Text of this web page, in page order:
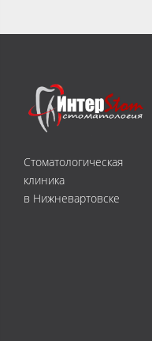
Стоматологическая
клиника
в Нижневартовске